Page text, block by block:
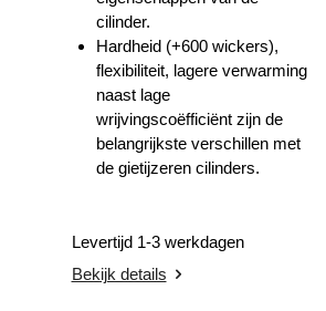
cilinder.
Hardheid (+600 wickers),
flexibiliteit, lagere verwarming
naast lage
wrijvingscoëfficiënt zijn de
belangrijkste verschillen met
de gietijzeren cilinders.
Levertijd 1-3 werkdagen
Bekijk details